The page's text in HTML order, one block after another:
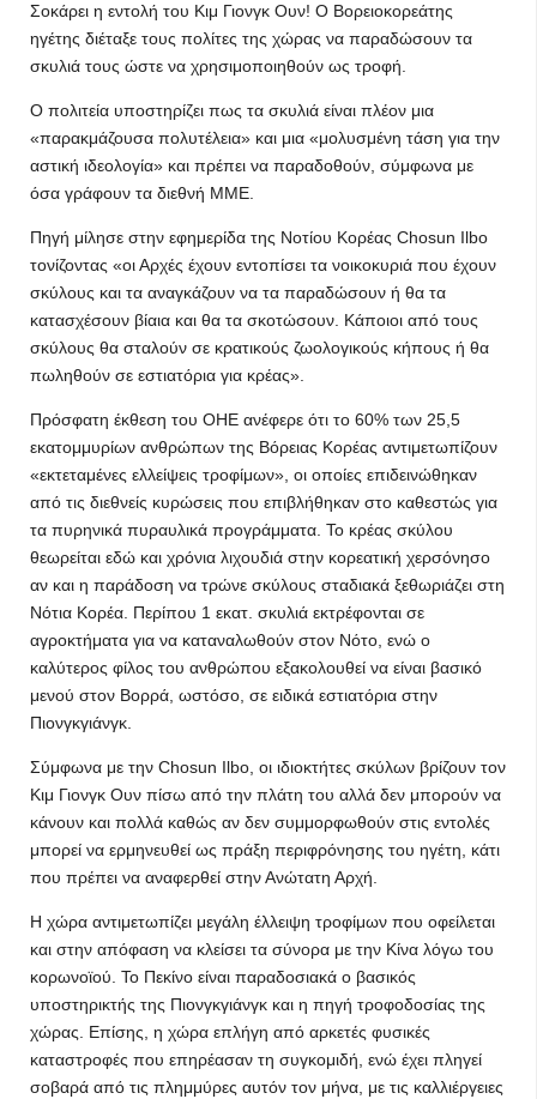
Σοκάρει η εντολή του Κιμ Γιονγκ Ουν! Ο Βορειοκορεάτης
ηγέτης διέταξε τους πολίτες της χώρας να παραδώσουν τα
σκυλιά τους ώστε να χρησιμοποιηθούν ως τροφή.
Ο πολιτεία υποστηρίζει πως τα σκυλιά είναι πλέον μια
«παρακμάζουσα πολυτέλεια» και μια «μολυσμένη τάση για την
αστική ιδεολογία» και πρέπει να παραδοθούν, σύμφωνα με
όσα γράφουν τα διεθνή ΜΜΕ.
Πηγή μίλησε στην εφημερίδα της Νοτίου Κορέας Chosun Ilbo
τονίζοντας «οι Αρχές έχουν εντοπίσει τα νοικοκυριά που έχουν
σκύλους και τα αναγκάζουν να τα παραδώσουν ή θα τα
κατασχέσουν βίαια και θα τα σκοτώσουν. Κάποιοι από τους
σκύλους θα σταλούν σε κρατικούς ζωολογικούς κήπους ή θα
πωληθούν σε εστιατόρια για κρέας».
Πρόσφατη έκθεση του ΟΗΕ ανέφερε ότι το 60% των 25,5
εκατομμυρίων ανθρώπων της Βόρειας Κορέας αντιμετωπίζουν
«εκτεταμένες ελλείψεις τροφίμων», οι οποίες επιδεινώθηκαν
από τις διεθνείς κυρώσεις που επιβλήθηκαν στο καθεστώς για
τα πυρηνικά πυραυλικά προγράμματα. Το κρέας σκύλου
θεωρείται εδώ και χρόνια λιχουδιά στην κορεατική χερσόνησο
αν και η παράδοση να τρώνε σκύλους σταδιακά ξεθωριάζει στη
Νότια Κορέα. Περίπου 1 εκατ. σκυλιά εκτρέφονται σε
αγροκτήματα για να καταναλωθούν στον Νότο, ενώ ο
καλύτερος φίλος του ανθρώπου εξακολουθεί να είναι βασικό
μενού στον Βορρά, ωστόσο, σε ειδικά εστιατόρια στην
Πιονγκγιάνγκ.
Σύμφωνα με την Chosun Ilbo, οι ιδιοκτήτες σκύλων βρίζουν τον
Κιμ Γιονγκ Ουν πίσω από την πλάτη του αλλά δεν μπορούν να
κάνουν και πολλά καθώς αν δεν συμμορφωθούν στις εντολές
μπορεί να ερμηνευθεί ως πράξη περιφρόνησης του ηγέτη, κάτι
που πρέπει να αναφερθεί στην Ανώτατη Αρχή.
Η χώρα αντιμετωπίζει μεγάλη έλλειψη τροφίμων που οφείλεται
και στην απόφαση να κλείσει τα σύνορα με την Κίνα λόγω του
κορωνοϊού. Το Πεκίνο είναι παραδοσιακά ο βασικός
υποστηρικτής της Πιονγκγιάνγκ και η πηγή τροφοδοσίας της
χώρας. Επίσης, η χώρα επλήγη από αρκετές φυσικές
καταστροφές που επηρέασαν τη συγκομιδή, ενώ έχει πληγεί
σοβαρά από τις πλημμύρες αυτόν τον μήνα, με τις καλλιέργειες